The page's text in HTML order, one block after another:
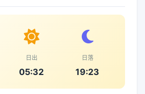
日出
05:32
日落
19:23